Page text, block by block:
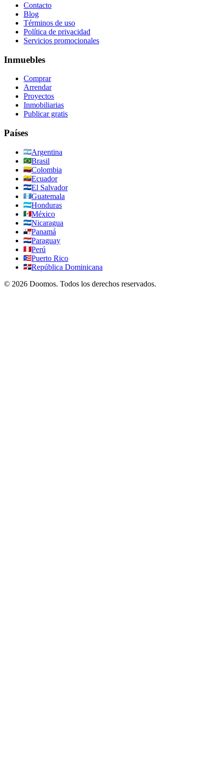
Contacto
Blog
Términos de uso
Política de privacidad
Servicios promocionales
Inmuebles
Comprar
Arrendar
Proyectos
Inmobiliarias
Publicar gratis
Países
Argentina
Brasil
Colombia
Ecuador
El Salvador
Guatemala
Honduras
México
Nicaragua
Panamá
Paraguay
Perú
Puerto Rico
República Dominicana
© 2026 Doomos. Todos los derechos reservados.